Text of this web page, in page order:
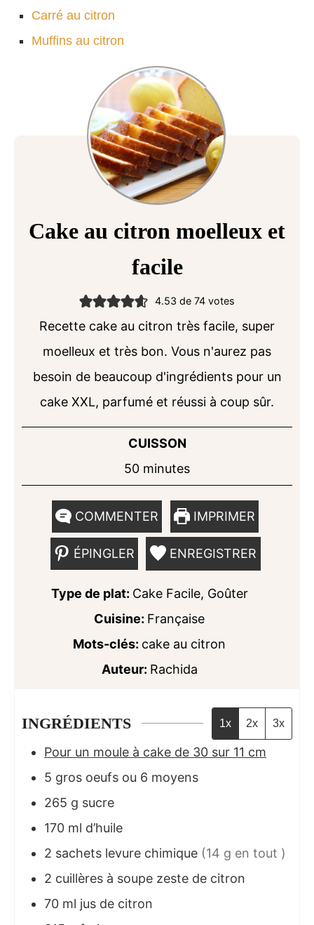
Carré au citron
Muffins au citron
Cake au citron moelleux et
facile
4.53 de74 votes
Recette cake au citron très facile, super
moelleux et très bon. Vous n'aurez pas
besoin de beaucoup d'ingrédients pour un
cake XXL, parfumé et réussi à coup sûr.
CUISSON
50minutes
minutes
COMMENTER IMPRIMER
ÉPINGLER ENREGISTRER
Type de plat: Cake Facile, Goûter
Cuisine: Française
Mots-clés: cake au citron
Auteur: Rachida
INGRÉDIENTS 1x 2x 3x
Pour un moule à cake de 30 sur 11 cm
5 gros oeufs ou 6 moyens
265 g sucre
170 ml d’huile
2 sachets levure chimique (14 g en tout )
2 cuillères à soupe zeste de citron
70 ml jus de citron